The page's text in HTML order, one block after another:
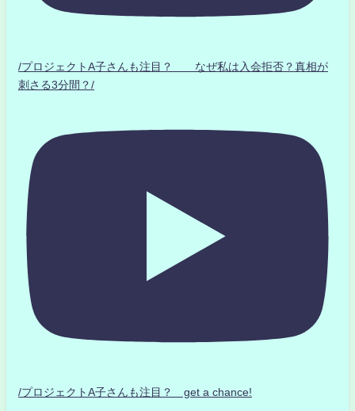
/プロジェクトA子さんも注目？ なぜ私は入会拒否？真相が
刺さる3分間？/
/プロジェクトA子さんも注目？ get a chance!